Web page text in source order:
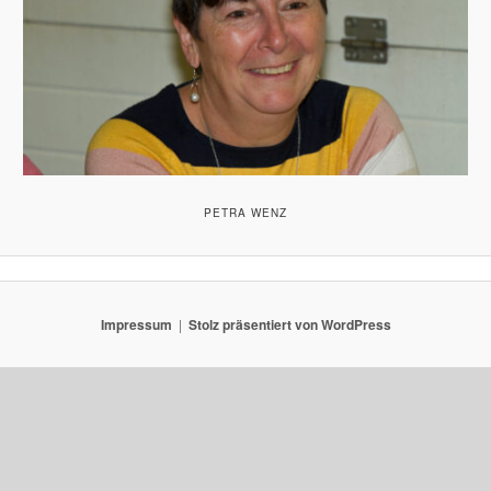
PETRA WENZ
Impressum Stolz präsentiert von WordPress